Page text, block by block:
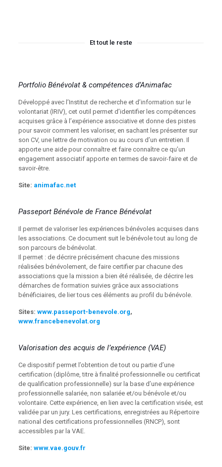
Et tout le reste
Portfolio Bénévolat & compétences d’Animafac
Développé avec l’Institut de recherche et d’information sur le
volontariat (IRIV), cet outil permet d’identifier les compétences
acquises grâce à l’expérience associative et donne des pistes
pour savoir comment les valoriser, en sachant les présenter sur
son CV, une lettre de motivation ou au cours d’un entretien. Il
apporte une aide pour connaître et faire connaître ce qu’un
engagement associatif apporte en termes de savoir-faire et de
savoir-être.
Site: animafac.net
Passeport Bénévole de France Bénévolat
Il permet de valoriser les expériences bénévoles acquises dans
les associations. Ce document suit le bénévole tout au long de
son parcours de bénévolat.
Il permet : de décrire précisément chacune des missions
réalisées bénévolement, de faire certifier par chacune des
associations que la mission a bien été réalisée, de décrire les
démarches de formation suivies grâce aux associations
bénéficiaires, de lier tous ces éléments au profil du bénévole.
Sites: www.passeport-benevole.org,
www.francebenevolat.org
Valorisation des acquis de l’expérience (VAE)
Ce dispositif permet l’obtention de tout ou partie d’une
certification (diplôme, titre à finalité professionnelle ou certificat
de qualification professionnelle) sur la base d’une expérience
professionnelle salariée, non salariée et/ou bénévole et/ou
volontaire. Cette expérience, en lien avec la certification visée, est
validée par un jury. Les certifications, enregistrées au Répertoire
national des certifications professionnelles (RNCP), sont
accessibles par la VAE.
Site: www.vae.gouv.fr